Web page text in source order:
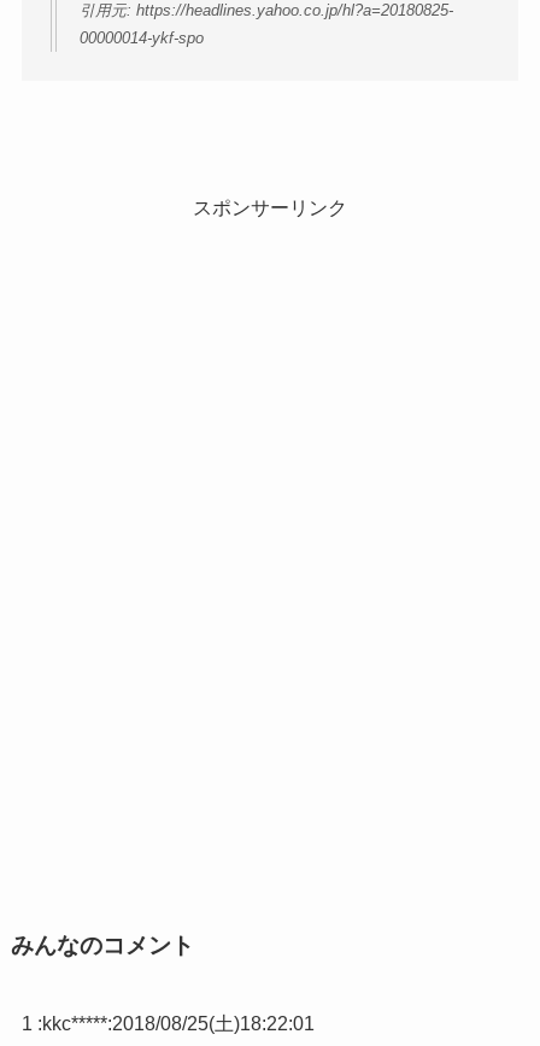
引用元: https://headlines.yahoo.co.jp/hl?a=20180825-
00000014-ykf-spo
スポンサーリンク
みんなのコメント
1 :kkc*****:2018/08/25(土)18:22:01